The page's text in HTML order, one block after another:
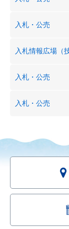
入札・公売
入札情報広場（
入札・公売
入札・公売